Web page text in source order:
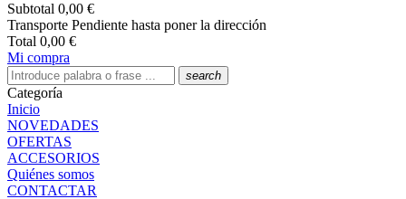
Subtotal 0,00 €
Transporte Pendiente hasta poner la dirección
Total 0,00 €
Mi compra
search
Categoría
Inicio
NOVEDADES
OFERTAS
ACCESORIOS
Quiénes somos
CONTACTAR